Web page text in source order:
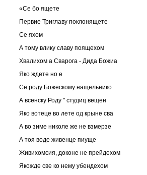
«Се бо ящете
Первие Триглаву поклонящете
Се яхом
А тому влику славу поящехом
Хвалихом а Сварога - Дида Божиа
Яко ждете но е
Се роду Божескому нащельнико
А всенску Роду " студиц вещен
Яко вотеце во лете од крыне сва
А во зиме николе же не взмерзе
А тоя воде живенце пиуще
Живихомсия, доконе не прейдехом
Якожде све ко нему убендехом